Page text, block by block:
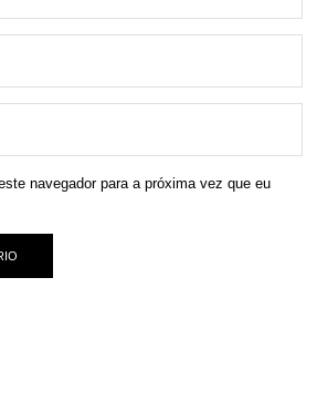
navegador para a próxima vez que eu